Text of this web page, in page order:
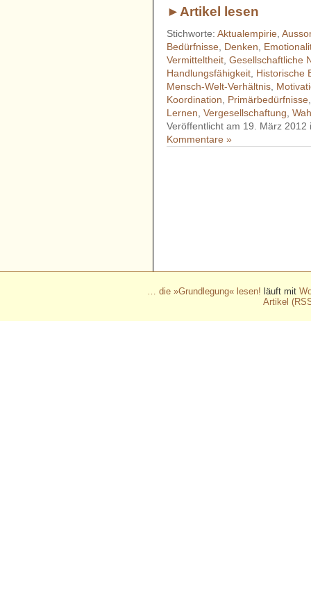
►Artikel lesen
Stichworte:Aktualempirie ,
Bedürfnisse Denken
Vermitteltheit ,Gesellschaftliche
Handlungsfähigkeit Historische
Mensch-Welt-Verhältnis
Koordination
Primärbedürfnisse
Lernen ,Vergesellschaftung ,
Veröffentlicht am 19. März
Kommentare »
… die »Grundlegung« lesen! läuft mit
Artikel